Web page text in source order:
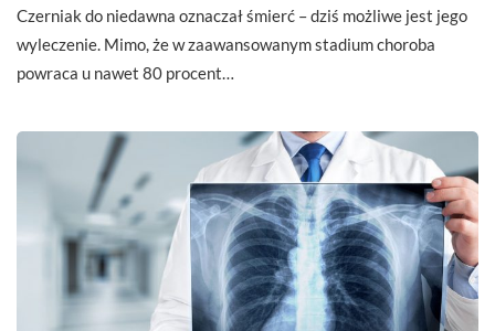
Czerniak do niedawna oznaczał śmierć – dziś możliwe jest jego
wyleczenie. Mimo, że w zaawansowanym stadium choroba
powraca u nawet 80 procent…